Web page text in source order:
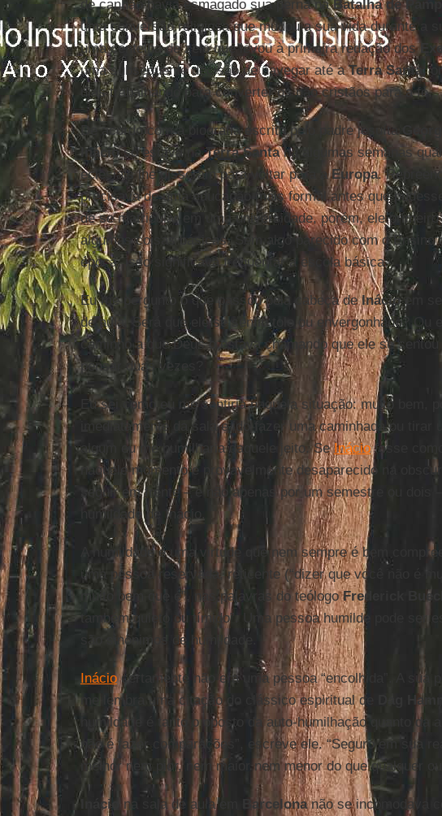
de canhão havia esmagado sua perna naBatalha de
uma conversão religiosa que mudou a sua vida durante a
uma centelha de zelo que levou à primeira redação dos
uma subsequente decisão de navegar até aTerra Santa ,
dias trabalhando para converter os não cristãos para a fé.
De acordo com a biografia escrita pelo padre jesuíta
Ináciosó estava naTerra Santahá algumas semanas
eclesiais lhe disseram para voltar para aEuropa.
precisava de uma educação mais formal antes que
de se matricular em uma universidade, porém, ele
algumas coisas básicas. Sem algo parecido com o Ensino
época, isso significava frequentar a escola básica.
Eu me pergunto o que passou pela cabeça deInácioem
de aula. Será que ele se sentiu tolo ou envergonhado? Ou
caminho a que Deus o estava chamando que ele se sentou
pensar duas vezes?
Eu sei como eu me sentiria naquela situação: muito bem,
imediatamente da sala e ido fazer uma caminhada ou tirar
algum eu me humilharia daquele jeito. SeInáciofosse
naquele momento e provavelmente desaparecido na
seguir em frente – e não apenas por um semestre ou dois
humildade de Inácio.
A humildade é uma virtude que nem sempre é bem
uma pessoa reservada, reticente (“dizer que você não é
muito bem que é”, nas palavras do teólogoFrederick
também quieto ou tímido”. Uma pessoa humilde pode ser
são sinônimos de humildade.
Ináciocertamente não era uma pessoa “encolhida”. A sua
me lembra uma citação do clássico espiritual de
Dag
humildade é tanto o oposto da auto-humilhação quanto da
não é fazer comparações”, escreve ele. “Seguro em sua
melhor nem pior, nem maior nem menor do que qualquer
Inácio na sala de aula em Barcelonanão se incomodava